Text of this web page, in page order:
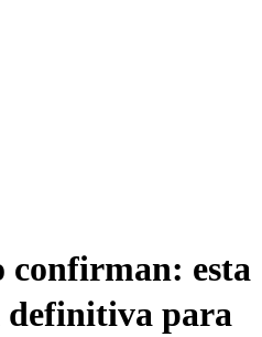
confirman: esta
definitiva para